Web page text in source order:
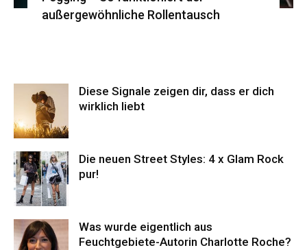
außergewöhnliche Rollentausch
Diese Signale zeigen dir, dass er dich
wirklich liebt
Die neuen Street Styles: 4 x Glam Rock
pur!
Was wurde eigentlich aus
Feuchtgebiete-Autorin Charlotte Roche?